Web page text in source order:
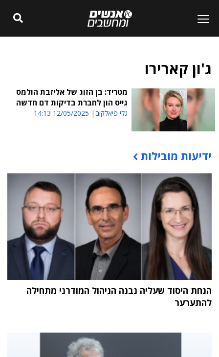
ג'ון קארירו
מטריד: בן הזוג של אליזבת הולמס
גייס הון לחברת בדיקות דם חדשה
גלי פיאלקוב 12/05/2025 14:13
תוכן פרסומי
ידיעות מובילות
הנחת היסוד שעליה נבנה הניהול המודרני מתחילה
להתערער